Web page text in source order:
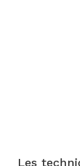
Les